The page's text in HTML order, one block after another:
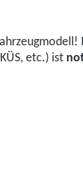
etc.) ist